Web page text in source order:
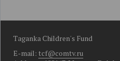
Taganka Children's Fund
E-mail: tcf@comtv.ru